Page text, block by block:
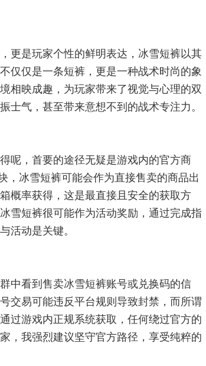
更是玩家个性的鲜明表达，冰雪短裤以其
仅仅是一条短裤，更是一种战术时尚的象
相映成趣，为玩家带来了视觉与心理的双
士气，甚至带来意想不到的战术专注力。
呢，首要的途径无疑是游戏内的官方商
，冰雪短裤可能会作为直接售卖的商品出
概率获得，这是最直接且安全的获取方
雪短裤很可能作为活动奖励，通过完成指
活动是关键。
中看到售卖冰雪短裤账号或兑换码的信
交易可能违反平台规则导致封禁，而所谓
过游戏内正规系统获取，任何绕过官方的
，我强烈建议坚守官方路径，享受纯粹的